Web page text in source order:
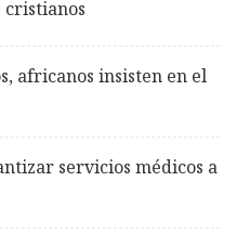
cristianos
africanos insisten en el
servicios médicos a